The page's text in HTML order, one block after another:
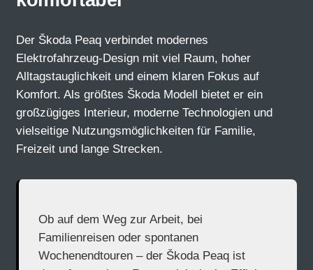
Der Škoda Peaq verbindet modernes
Elektrofahrzeug-Design mit viel Raum, hoher
Alltagstauglichkeit und einem klaren Fokus auf
Komfort. Als größtes Škoda Modell bietet er ein
großzügiges Interieur, moderne Technologien und
vielseitige Nutzungsmöglichkeiten für Familie,
Freizeit und lange Strecken.
Ob auf dem Weg zur Arbeit, bei
Familienreisen oder spontanen
Wochenendtouren – der Škoda Peaq ist